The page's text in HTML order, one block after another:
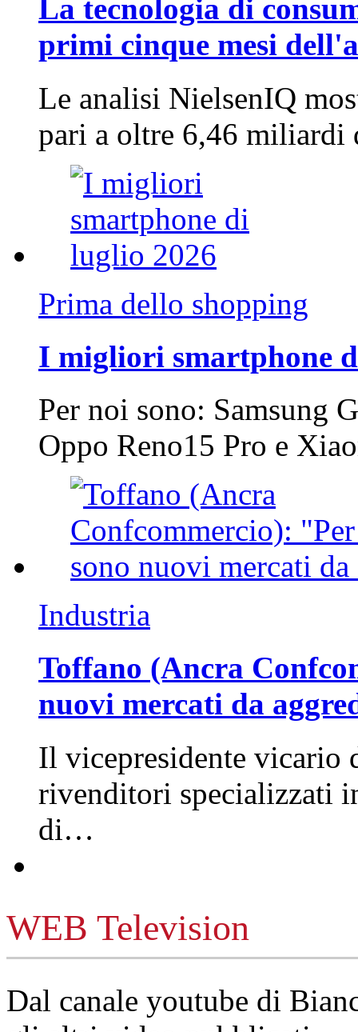
La tecnologia di
primi cinque mesi
Le analisi NielsenIQ
pari a oltre 6,46
Prima dello shopping
I migliori smartphone
Per noi sono: Samsung
Oppo Reno15 Pro e
Industria
Toffano (Ancra
nuovi mercati da
Il vicepresidente vicario
rivenditori specializzati
di…
WEB Television
Dal canale youtube di